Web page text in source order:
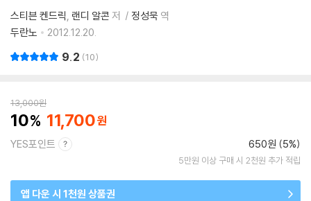
스티븐 켄드릭 랜디 알콘 저 정성묵 역
두란노
2012.12.20.
9.2 10
13,000원
10 11,700
YES포인트 650원 (5%)
5만원 이상 구매 시 2천원 추가 적립
앱 다운 시 1천원 상품권